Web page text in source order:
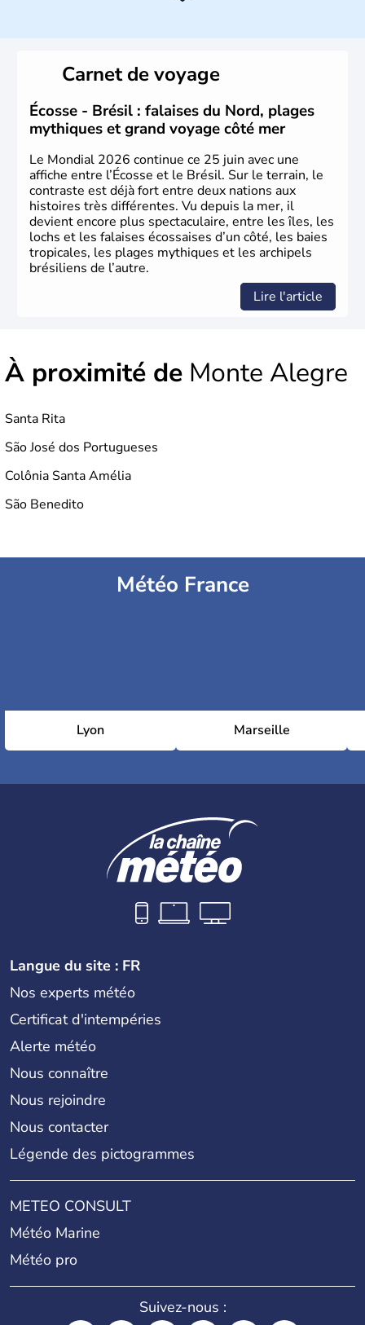
du Brésil ont été atteintes par le portugais Cabral en
1500. Durant le XVIe siècle, de très nombreux esclaves
venus d'Afrique ont permis une large exploitation des
ressources en sucre du pays.
Carnet de voyage
Écosse - Brésil : falaises du Nord, plages
mythiques et grand voyage côté mer
Le Mondial 2026 continue ce 25 juin avec une
affiche entre l’Écosse et le Brésil. Sur le terrain, le
contraste est déjà fort entre deux nations aux
histoires très différentes. Vu depuis la mer, il
devient encore plus spectaculaire, entre les îles, les
lochs et les falaises écossaises d’un côté, les baies
tropicales, les plages mythiques et les archipels
brésiliens de l’autre.
Lire l'article
À proximité de Monte Alegre
Santa Rita
São José dos Portugueses
Colônia Santa Amélia
São Benedito
Météo France
Lyon Marseille
Langue du site : FR
Nos experts météo
Certificat d'intempéries
Alerte météo
Nous connaître
Nous rejoindre
Nous contacter
Légende des pictogrammes
METEO CONSULT
Météo Marine
Météo pro
Suivez-nous :